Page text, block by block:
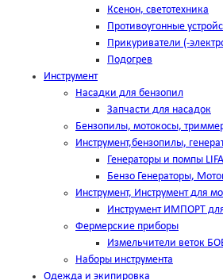
Ксенон, светотехника
Противоугонные
Прикуриватели (-
Подогрев
Инструмент
Насадки для бензопил
Запчасти для насадок
Бензопилы, мотокосы,
Инструмент,бензопилы,
Генераторы и помпы
Бензо Генераторы,
Инструмент, Инструмент для
Инструмент ИМПОРТ
Фермерские приборы
Измельчители веток
Наборы инструмента
Одежда и экипировка